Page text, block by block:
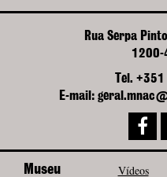
Rua Serpa
1200-
Tel.
E-mail:
Museu
Vídeos